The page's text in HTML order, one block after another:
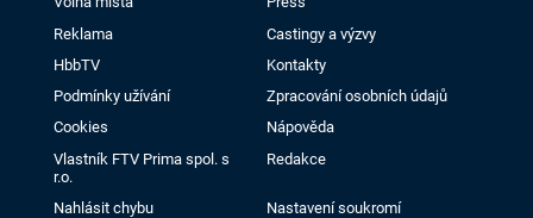
Reklama
Castingy a výzvy
HbbTV
Kontakty
Podmínky užívání
Zpracování osobních údajů
Cookies
Nápověda
Vlastník FTV Prima spol. s
r.o.
Redakce
Nahlásit chybu Nastavení soukromí